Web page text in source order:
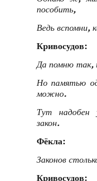
пособить,
Ведь вспомни,
Кривосудов:
Да помню так,
Но памятью
можно.
Тут надобен
закон.
Фёкла:
Законов
Кривосудов: